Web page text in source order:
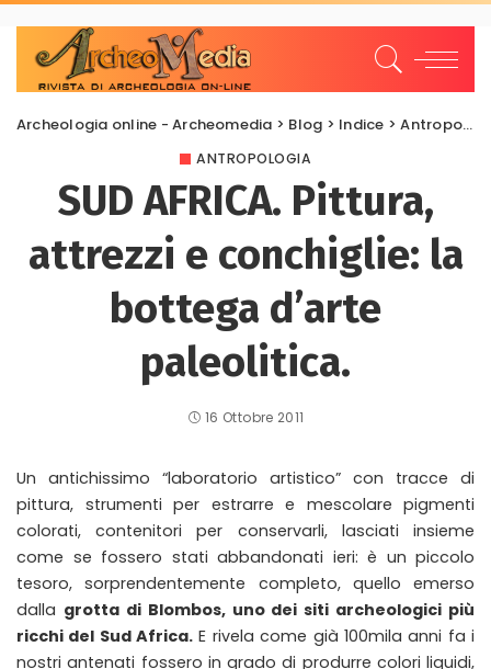
Archeologia online - Archeomedia > Blog > Indice >Antropologia
ANTROPOLOGIA
SUD AFRICA. Pittura,
attrezzi e conchiglie: la
bottega d’arte
paleolitica.
16 Ottobre 2011
Un antichissimo “laboratorio artistico” con tracce di
pittura, strumenti per estrarre e mescolare pigmenti
colorati, contenitori per conservarli, lasciati insieme
come se fossero stati abbandonati ieri: è un piccolo
tesoro, sorprendentemente completo, quello emerso
dalla grotta di Blombos, uno dei siti archeologici più
ricchi del Sud Africa. E rivela come già 100mila anni fa i
nostri antenati fossero in grado di produrre colori liquidi,